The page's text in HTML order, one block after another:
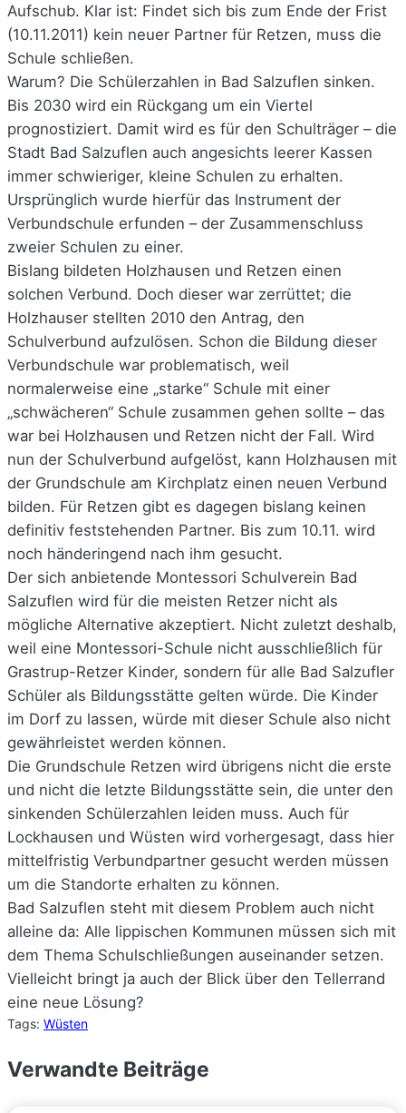
Aufschub. Klar ist: Findet sich bis zum Ende der Frist
(10.11.2011) kein neuer Partner für Retzen, muss die
Schule schließen.
Warum? Die Schülerzahlen in Bad Salzuflen sinken.
Bis 2030 wird ein Rückgang um ein Viertel
prognostiziert. Damit wird es für den Schulträger – die
Stadt Bad Salzuflen auch angesichts leerer Kassen
immer schwieriger, kleine Schulen zu erhalten.
Ursprünglich wurde hierfür das Instrument der
Verbundschule erfunden – der Zusammenschluss
zweier Schulen zu einer.
Bislang bildeten Holzhausen und Retzen einen
solchen Verbund. Doch dieser war zerrüttet; die
Holzhauser stellten 2010 den Antrag, den
Schulverbund aufzulösen. Schon die Bildung dieser
Verbundschule war problematisch, weil
normalerweise eine „starke“ Schule mit einer
„schwächeren“ Schule zusammen gehen sollte – das
war bei Holzhausen und Retzen nicht der Fall. Wird
nun der Schulverbund aufgelöst, kann Holzhausen mit
der Grundschule am Kirchplatz einen neuen Verbund
bilden. Für Retzen gibt es dagegen bislang keinen
definitiv feststehenden Partner. Bis zum 10.11. wird
noch händeringend nach ihm gesucht.
Der sich anbietende Montessori Schulverein Bad
Salzuflen wird für die meisten Retzer nicht als
mögliche Alternative akzeptiert. Nicht zuletzt deshalb,
weil eine Montessori-Schule nicht ausschließlich für
Grastrup-Retzer Kinder, sondern für alle Bad Salzufler
Schüler als Bildungsstätte gelten würde. Die Kinder
im Dorf zu lassen, würde mit dieser Schule also nicht
gewährleistet werden können.
Die Grundschule Retzen wird übrigens nicht die erste
und nicht die letzte Bildungsstätte sein, die unter den
sinkenden Schülerzahlen leiden muss. Auch für
Lockhausen und Wüsten wird vorhergesagt, dass hier
mittelfristig Verbundpartner gesucht werden müssen
um die Standorte erhalten zu können.
Bad Salzuflen steht mit diesem Problem auch nicht
alleine da: Alle lippischen Kommunen müssen sich mit
dem Thema Schulschließungen auseinander setzen.
Vielleicht bringt ja auch der Blick über den Tellerrand
eine neue Lösung?
Tags: Wüsten
Verwandte Beiträge